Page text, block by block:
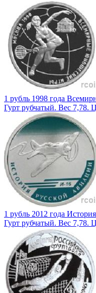
1 рубль 1998 года
Гурт рубчатый. Вес 7,78.
1 рубль 2012 года
Гурт рубчатый. Вес 7,78.